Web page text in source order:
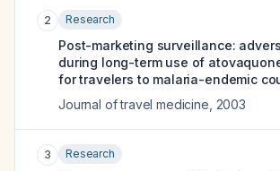
2 Research
Post-marketing surveillance:
during long-term use of
for travelers to malaria-endemic
Journal of travel medicine 2003
3 Research